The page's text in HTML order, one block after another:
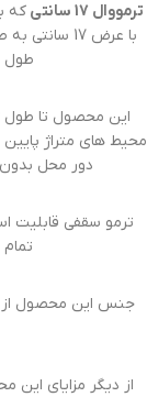
ترمووال 17 سانتی
که
با عرض 17
طول متفاوت
محیط های متراژ
دور محل
ترمو سقفی قابلیت
جنس این محصول از
از دیگر مزایای